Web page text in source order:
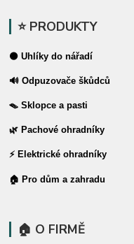
⭐ PRODUKTY
⚫ Uhlíky do nářadí
🔊 Odpuzovače škůdců
🪤 Sklopce a pasti
🌿 Pachové ohradníky
⚡ Elektrické ohradníky
🏠 Pro dům a zahradu
🏠 O FIRMĚ